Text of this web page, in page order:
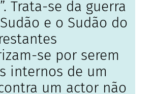
Trata-se da guerra
e o Sudão do
se por serem
internos de um
um actor não